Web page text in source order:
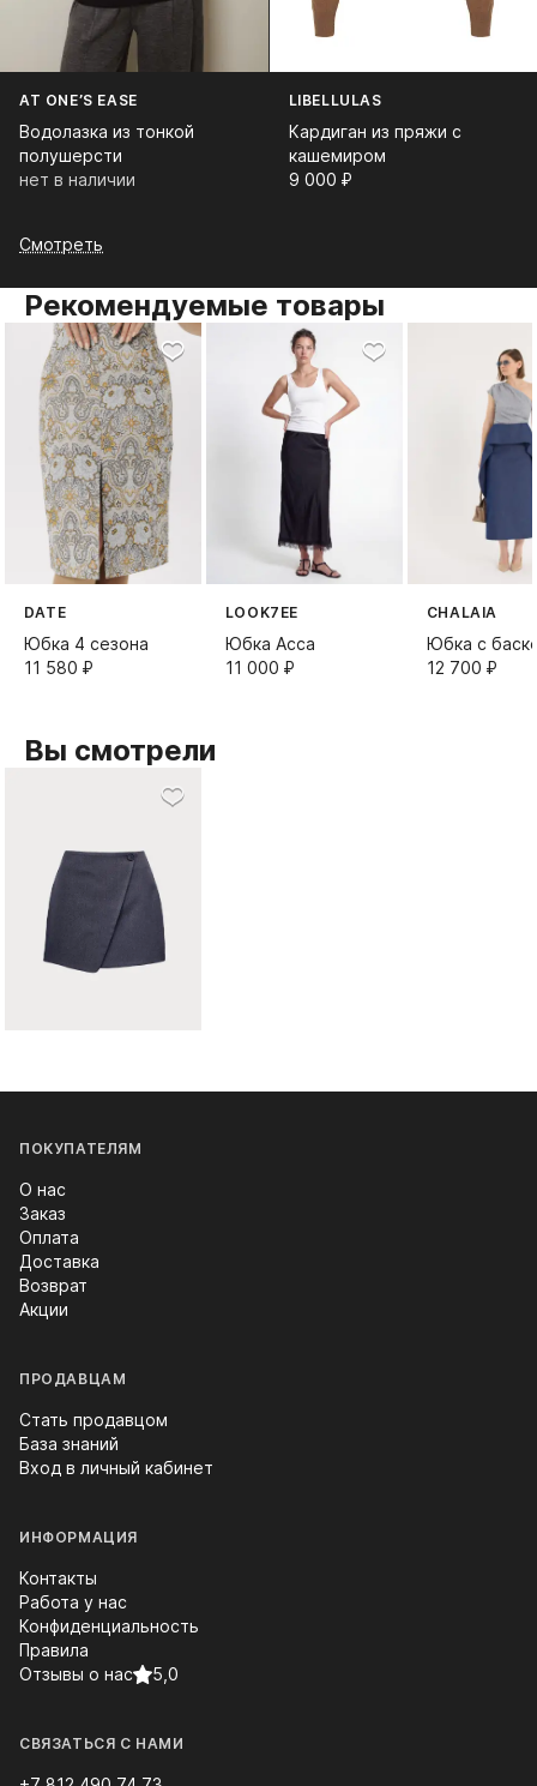
AT ONE’S EASE
Водолазка из тонкой
полушерсти
нет в наличии
LIBELLULAS
Кардиган из пряжи с
кашемиром
9 000⁠ ⁠₽
Смотреть
Рекомендуемые товары
DATE
Юбка 4 сезона
11 580⁠ ⁠₽
LOOK7EE
Юбка Асса
11 000⁠ ⁠₽
CHALAIA
Юбка с
12 700⁠ ⁠₽
Вы смотрели
ПОКУПАТЕЛЯМ
О нас
Заказ
Оплата
Доставка
Возврат
Акции
ПРОДАВЦАМ
Стать продавцом
База знаний
Вход в личный кабинет
ИНФОРМАЦИЯ
Контакты
Работа у нас
Конфиденциальность
Правила
Отзывы о нас
5,0
СВЯЗАТЬСЯ С НАМИ